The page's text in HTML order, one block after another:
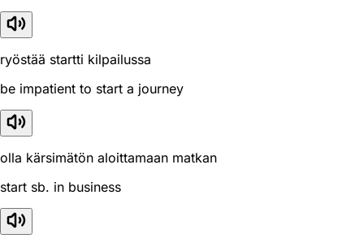
ryöstää startti kilpailussa
be impatient to start a journey
olla kärsimätön aloittamaan matkan
start sb. in business